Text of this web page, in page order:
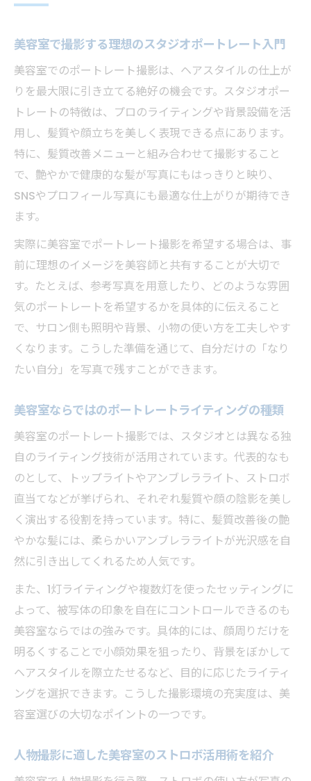
美容室で撮影する理想のスタジオポートレート入門
美容室でのポートレート撮影は、ヘアスタイルの仕上が
りを最大限に引き立てる絶好の機会です。スタジオポー
トレートの特徴は、プロのライティングや背景設備を活
用し、髪質や顔立ちを美しく表現できる点にあります。
特に、髪質改善メニューと組み合わせて撮影すること
で、艶やかで健康的な髪が写真にもはっきりと映り、
SNSやプロフィール写真にも最適な仕上がりが期待でき
ます。
実際に美容室でポートレート撮影を希望する場合は、事
前に理想のイメージを美容師と共有することが大切で
す。たとえば、参考写真を用意したり、どのような雰囲
気のポートレートを希望するかを具体的に伝えること
で、サロン側も照明や背景、小物の使い方を工夫しやす
くなります。こうした準備を通じて、自分だけの「なり
たい自分」を写真で残すことができます。
美容室ならではのポートレートライティングの種類
美容室のポートレート撮影では、スタジオとは異なる独
自のライティング技術が活用されています。代表的なも
のとして、トップライトやアンブレラライト、ストロボ
直当てなどが挙げられ、それぞれ髪質や顔の陰影を美し
く演出する役割を持っています。特に、髪質改善後の艶
やかな髪には、柔らかいアンブレラライトが光沢感を自
然に引き出してくれるため人気です。
また、1灯ライティングや複数灯を使ったセッティングに
よって、被写体の印象を自在にコントロールできるのも
美容室ならではの強みです。具体的には、顔周りだけを
明るくすることで小顔効果を狙ったり、背景をぼかして
ヘアスタイルを際立たせるなど、目的に応じたライティ
ングを選択できます。こうした撮影環境の充実度は、美
容室選びの大切なポイントの一つです。
人物撮影に適した美容室のストロボ活用術を紹介